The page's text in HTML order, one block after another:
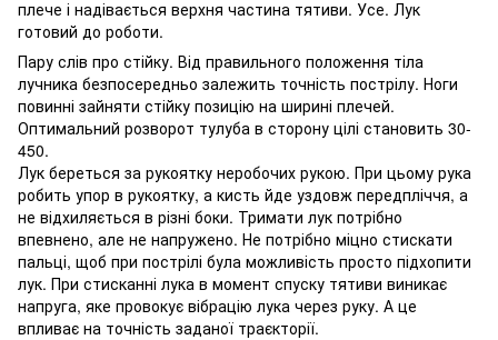
плече і надівається верхня частина тятиви. Усе. Лук
готовий до роботи.
Пару слів про стійку. Від правильного положення тіла
лучника безпосередньо залежить точність пострілу. Ноги
повинні зайняти стійку позицію на ширині плечей.
Оптимальний розворот тулуба в сторону цілі становить 30-
450.
Лук береться за рукоятку неробочих рукою. При цьому рука
робить упор в рукоятку, а кисть йде уздовж передпліччя, а
не відхиляється в різні боки. Тримати лук потрібно
впевнено, але не напружено. Не потрібно міцно стискати
пальці, щоб при пострілі була можливість просто підхопити
лук. При стисканні лука в момент спуску тятиви виникає
напруга, яке провокує вібрацію лука через руку. А це
впливає на точність заданої траєкторії.